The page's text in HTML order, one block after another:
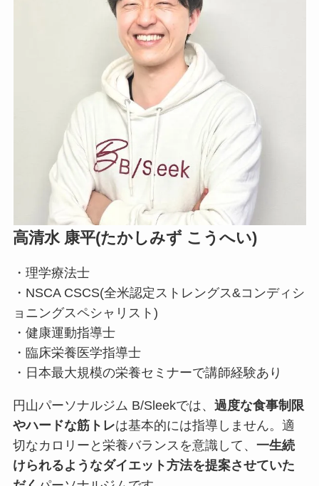
高清水 康平(たかしみず こうへい)
・理学療法士
・NSCA CSCS(全米認定ストレングス&コンディシ
ョニングスペシャリスト)
・健康運動指導士
・臨床栄養医学指導士
・日本最大規模の栄養セミナーで講師経験あり
円山パーソナルジム B/Sleekでは、 過度な食事制限
やハードな筋トレは基本的には指導しません。適
切なカロリーと栄養バランスを意識して、 一生続
けられるようなダイエット方法を提案させていた